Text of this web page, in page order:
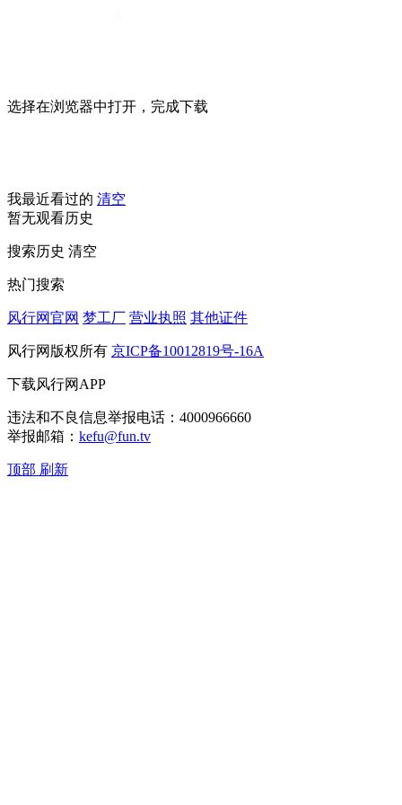
选择在浏览器中打开，完成下载
我最近看过的 清空
暂无观看历史
搜索历史 清空
热门搜索
风行网官网 梦工厂 营业执照 其他证件
风行网版权所有 京ICP备10012819号-16A
下载风行网APP
违法和不良信息举报电话：4000966660
举报邮箱： kefu@fun.tv
顶部 刷新